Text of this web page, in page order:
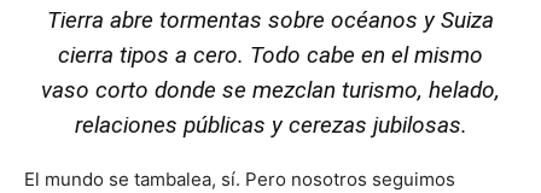
Tierra abre tormentas sobre océanos y Suiza
cierra tipos a cero. Todo cabe en el mismo
vaso corto donde se mezclan turismo, helado,
relaciones públicas y cerezas jubilosas.
El mundo se tambalea, sí. Pero nosotros seguimos